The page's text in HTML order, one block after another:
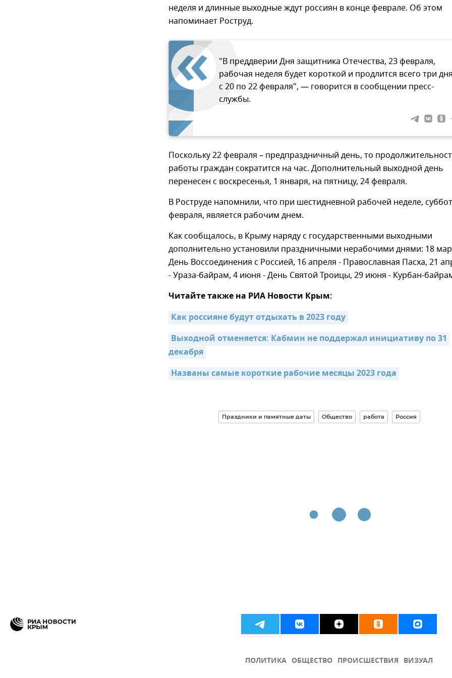
неделя и длинные выходные ждут россиян в конце феврале. Об этом
напоминает Роструд.
"В преддверии Дня защитника Отечества, 23 февраля,
рабочая неделя будет короткой и продлится всего три
с 20 по 22 февраля", — говорится в сообщении пресс-
службы.
Поскольку 22 февраля – предпраздничный день, то
работы граждан сократится на час. Дополнительный выходной день
перенесен с воскресенья, 1 января, на пятницу, 24 февраля.
В Роструде напомнили, что при шестидневной рабочей неделе,
февраля, является рабочим днем.
Как сообщалось, в Крыму наряду с государственными выходными
дополнительно установили праздничными нерабочими днями: 18
День Воссоединения с Россией, 16 апреля - Православная Пасха, 21
- Ураза-байрам, 4 июня - День Святой Троицы, 29 июня - Курбан-
Читайте также на РИА Новости Крым:
Как россияне будут отдыхать в 2023 году
Выходной отменяется: Кабмин не поддержал инициативу по 31
декабря
Названы самые короткие рабочие месяцы 2023 года
Праздники и памятные даты Общество работа Россия
ПОЛИТИКА ОБЩЕСТВО ПРОИСШЕСТВИЯ ВИЗУАЛ